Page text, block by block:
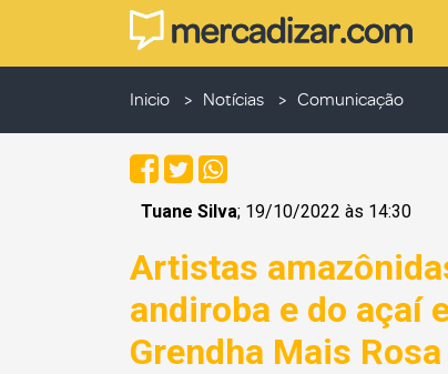
Inicio Notícias Comunicação
Tuane Silva; 19/10/2022 às 14:30
Artistas
andiroba e do açaí
Grendha Mais Rosa